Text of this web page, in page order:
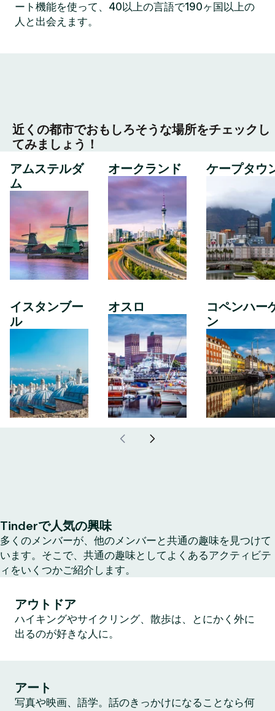
ート機能を使って、40以上の言語で190ヶ国以上の
人と出会えます。
近くの都市でおもしろそうな場所をチェックし
てみましょう！
アムステルダ
ム
イスタンブー
ル
オークランド
オスロ
ケープタウ
コペンハー
ン
Tinderで人気の興味
多くのメンバーが、他のメンバーと共通の趣味を見つけて
います。そこで、共通の趣味としてよくあるアクティビテ
ィをいくつかご紹介します。
アウトドア
ハイキングやサイクリング、散歩は、とにかく外に
出るのが好きな人に。
アート
写真や映画、語学。話のきっかけになることなら何